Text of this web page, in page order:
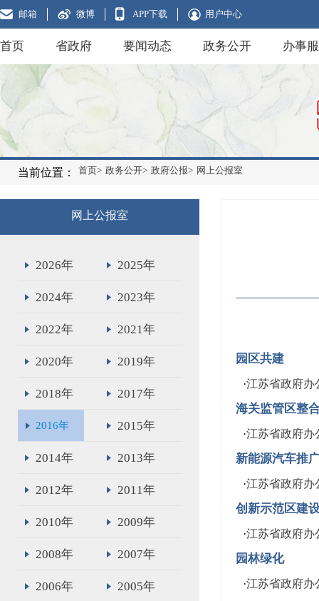
邮箱 微博 APP下载 用户中心
首页 省政府 要闻动态 政务公开 办事
当前位置： 首页> 政务公开> 政府公报> 网上公报室
网上公报室
2026年 2025年
2024年 2023年
2022年 2021年
2020年 2019年
2018年 2017年
2016年 2015年
2014年 2013年
2012年 2011年
2010年 2009年
2008年 2007年
2006年 2005年
园区共建
·江苏省政府办
海关监管区整
·江苏省政府办
新能源汽车推
·江苏省政府办
创新示范区建
·江苏省政府办
园林绿化
·江苏省政府办